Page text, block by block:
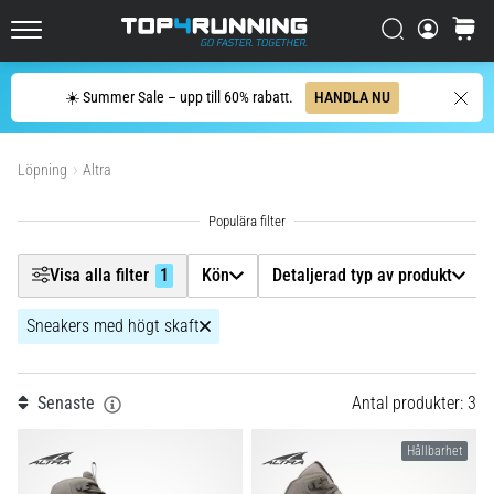
☀️ Summer Sale – upp till 60% rabatt. HANDLA NU
Sök
dämpade
för
landsväg
och
och
av
5. 8. 2026
•
Vanligaste
orsakerna
knäsmärta
Löpning Altra
Visa alla filter 1 Kön Detaljerad typ av produkt
Filtr
Detaljerad typ av produkt
Skostorlek
Modell
Sneakers med högt skaft
Senaste Antal produkter: 3
Hållbarhet